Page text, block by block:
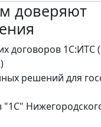
доверяют
договоров 1С:ИТС
решений для
"1С"